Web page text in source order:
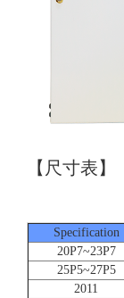
【尺寸表】
Specification
20P7~23P7
25P5~27P5
2011